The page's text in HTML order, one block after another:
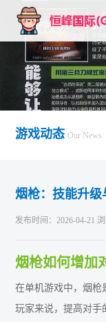
游戏动态 Our News
烟枪：技能升级
发布时间：2026-04-21
烟枪如何增加
在单机游戏中，烟枪
玩家来说，提高对手